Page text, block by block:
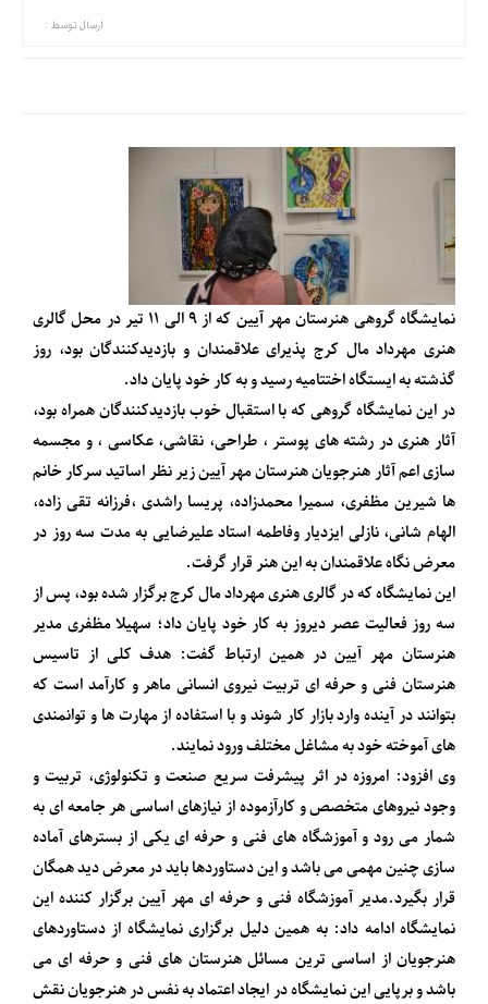
ارسال توسط :
نمایشگاه گروهی هنرستان مهر آیین که از ۹ الی ۱۱ تیر در محل گالری
هنری مهرداد مال کرج پذیرای علاقمندان و بازدیدکنندگان بود، روز
گذشته به ایستگاه اختتامیه رسید و به کار خود پایان داد.
در این نمایشگاه گروهی که با استقبال خوب بازدیدکنندگان همراه بود،
آثار هنری در رشته های پوستر ، طراحی، نقاشی، عکاسی ، و مجسمه
سازی اعم آثار هنرجویان هنرستان مهر آیین زیر نظر اساتید سرکار خانم
ها شیرین مظفری، سمیرا محمدزاده، پریسا راشدی ،فرزانه تقی زاده،
الهام شانی، نازلی ایزدیار وفاطمه استاد علیرضایی به مدت سه روز در
معرض نگاه علاقمندان به این هنر قرار گرفت.
این نمایشگاه که در گالری هنری مهرداد مال کرج برگزار شده بود، پس از
سه روز فعالیت عصر دیروز به کار خود پایان داد؛ سهیلا مظفری مدیر
هنرستان مهر آیین در همین ارتباط گفت: هدف کلی از تاسیس
هنرستان فنی و حرفه ای تربیت نیروی انسانی ماهر و کارآمد است که
بتوانند در آینده وارد بازار کار شوند و با استفاده از مهارت ها و توانمندی
های آموخته خود به مشاغل مختلف ورود نمایند.
وی افزود: امروزه در اثر پیشرفت سریع صنعت و تکنولوژی، تربیت و
وجود نیروهای متخصص و کارآزموده از نیازهای اساسی هر جامعه ای به
شمار می رود و آموزشگاه های فنی و حرفه ای یکی از بسترهای آماده
سازی چنین مهمی می باشد و این دستاوردها باید در معرض دید همگان
قرار بگیرد.مدیر آموزشگاه فنی و حرفه ای مهر آیین برگزار کننده این
نمایشگاه ادامه داد: به همین دلیل برگزاری نمایشگاه از دستاوردهای
هنرجویان از اساسی ترین مسائل هنرستان های فنی و حرفه ای می
باشد و برپایی این نمایشگاه در ایجاد اعتماد به نفس در هنرجویان نقش